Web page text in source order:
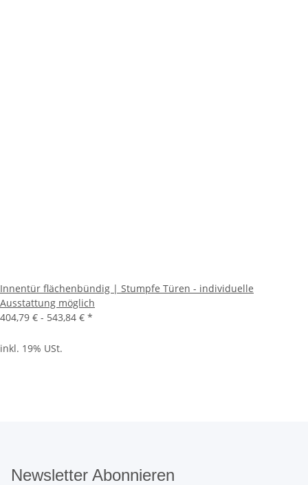
Innentür flächenbündig | Stumpfe Türen - individuelle
Ausstattung möglich
404,79 € - 543,84 € *
inkl. 19% USt.
Newsletter Abonnieren